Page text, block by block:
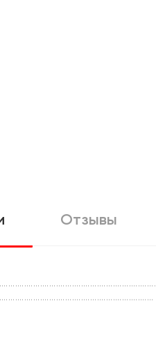
Отзывы